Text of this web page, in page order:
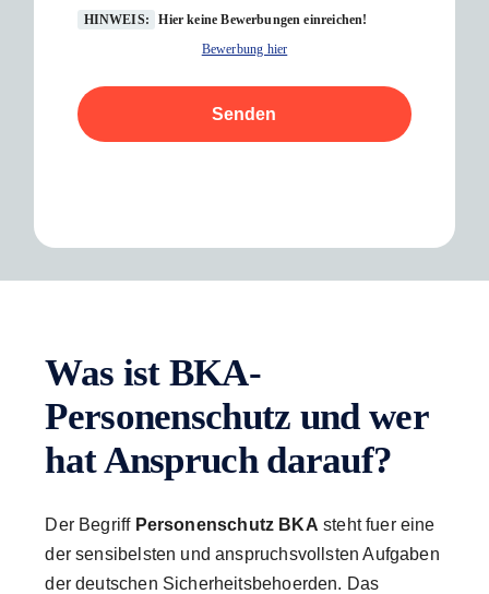
HINWEIS:
Hier keine Bewerbungen einreichen!
Bewerbung hier
Senden
Was ist BKA-
Personenschutz und wer
hat Anspruch darauf?
Der Begriff Personenschutz BKA steht fuer eine
der sensibelsten und anspruchsvollsten Aufgaben
der deutschen Sicherheitsbehoerden. Das